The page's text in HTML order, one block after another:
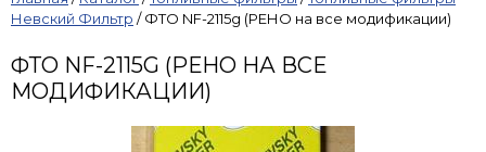
Невский Фильтр /ФТО NF-2115g (РЕНО на все модификации)
ФТО NF-2115G (РЕНО НА ВСЕ
МОДИФИКАЦИИ)